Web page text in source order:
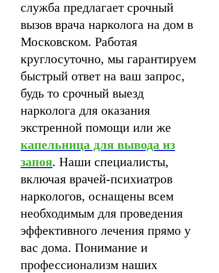
служба предлагает срочный
вызов врача нарколога на дом в
Московском. Работая
круглосуточно, мы гарантируем
быстрый ответ на ваш запрос,
будь то срочный выезд
нарколога для оказания
экстренной помощи или же
капельница для вывода из
запоя. Наши специалисты,
включая врачей-психиатров
наркологов, оснащены всем
необходимым для проведения
эффективного лечения прямо у
вас дома. Понимание и
профессионализм наших